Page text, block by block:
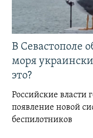
В Севастополе
моря
это?
Российские власти
появление новой
беспилотников